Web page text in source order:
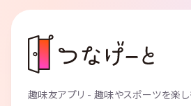
趣味友アプリ - 趣味やスポーツを楽し